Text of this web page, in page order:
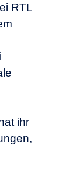
RTL
ihr